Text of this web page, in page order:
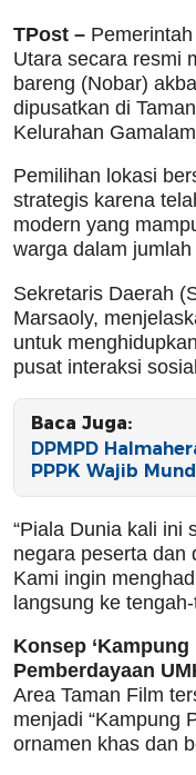
TPost –
Utara secara resmi
bareng (Nobar)
dipusatkan di
Kelurahan
Pemilihan lokasi
strategis karena
modern yang
warga dalam jumlah
Sekretaris Daerah
Marsaoly,
untuk
pusat interaksi
Baca Juga:
DPMPD
PPPK Wajib
“Piala Dunia kali ini
negara peserta dan
Kami ingin
langsung ke
Konsep ‘Kampung
Pemberdayaan
Area Taman Film
menjadi “Kampung
ornamen khas dan